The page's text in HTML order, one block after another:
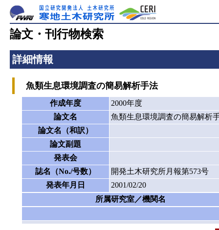
論文・刊行物検索
詳細情報
魚類生息環境調査の簡易解析手法
作成年度
2000年度
論文名
魚類生息環境調査の簡易解析
論文名（和訳）
論文副題
発表会
誌名（No./号数）
開発土木研究所月報第573号
発表年月日
2001/02/20
所属研究室／機関名